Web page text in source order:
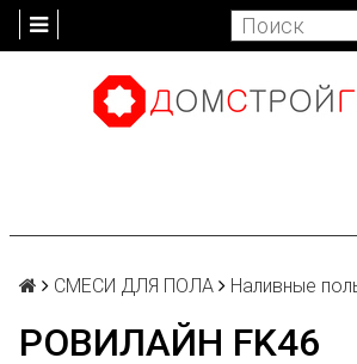
СМЕСИ ДЛЯ ПОЛА Наливные
РОВИЛАЙН FK46